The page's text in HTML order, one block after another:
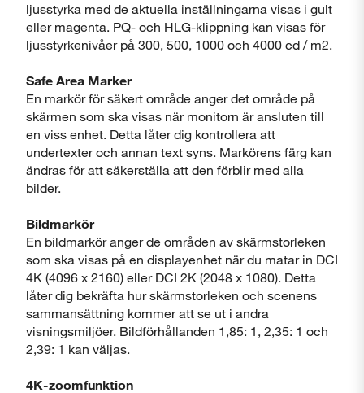
ljusstyrka med de aktuella inställningarna visas i gult
eller magenta. PQ- och HLG-klippning kan visas för
ljusstyrkenivåer på 300, 500, 1000 och 4000 cd / m2.
Safe Area Marker
En markör för säkert område anger det område på
skärmen som ska visas när monitorn är ansluten till
en viss enhet. Detta låter dig kontrollera att
undertexter och annan text syns. Markörens färg kan
ändras för att säkerställa att den förblir med alla
bilder.
Bildmarkör
En bildmarkör anger de områden av skärmstorleken
som ska visas på en displayenhet när du matar in DCI
4K (4096 x 2160) eller DCI 2K (2048 x 1080). Detta
låter dig bekräfta hur skärmstorleken och scenens
sammansättning kommer att se ut i andra
visningsmiljöer. Bildförhållanden 1,85: 1, 2,35: 1 och
2,39: 1 kan väljas.
4K-zoomfunktion